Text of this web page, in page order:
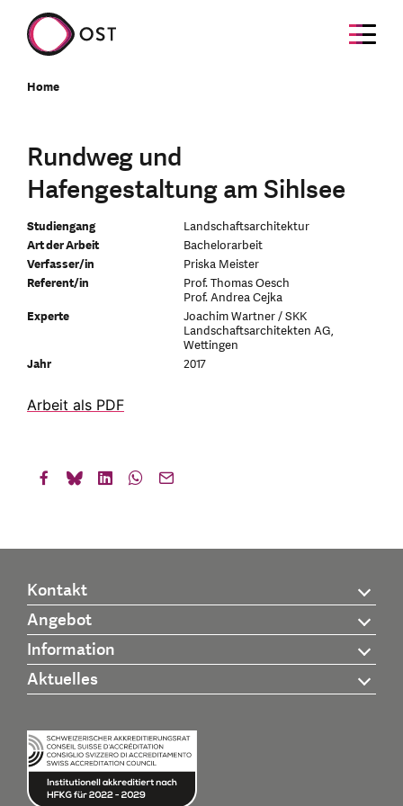
Home
Rundweg und
Hafengestaltung am Sihlsee
Studiengang
Landschaftsarchitektur
Art der Arbeit
Bachelorarbeit
Verfasser/in
Priska Meister
Referent/in
Prof. Thomas Oesch
Prof. Andrea Cejka
Experte
Joachim Wartner / SKK
Landschaftsarchitekten AG,
Wettingen
Jahr
2017
Arbeit als PDF
Kontakt
Angebot
Information
Aktuelles